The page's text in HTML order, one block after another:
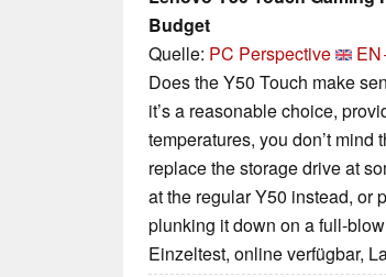
Budget
Quelle: PC Perspective
Does the Y50 Touch make
it’s a reasonable choice,
temperatures, you don’t
replace the storage drive at
at the regular Y50 instead, or
plunking it down on a full-
Einzeltest, online verfügbar,